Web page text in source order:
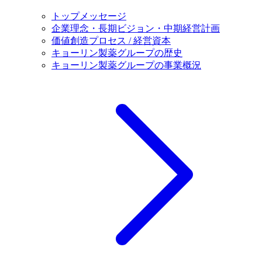
トップメッセージ
企業理念・長期ビジョン・中期経営計画
価値創造プロセス / 経営資本
キョーリン製薬グループの歴史
キョーリン製薬グループの事業概況